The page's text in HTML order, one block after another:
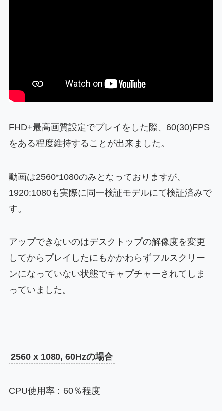
FHD+最高画質設定でプレイをした際、60(30)FPS
をある程度維持することが出来ました。
動画は2560*1080のみとなっておりますが、
1920:1080も実際に同一検証モデルにて検証済みで
す。
アップできないのはデスクトップの解像度を変更
してからプレイしたにもかかわらずフルスクリー
ンになっていない状態でキャプチャーされてしま
っていました。
2560 x 1080, 60Hzの場合
CPU使用率：60％程度